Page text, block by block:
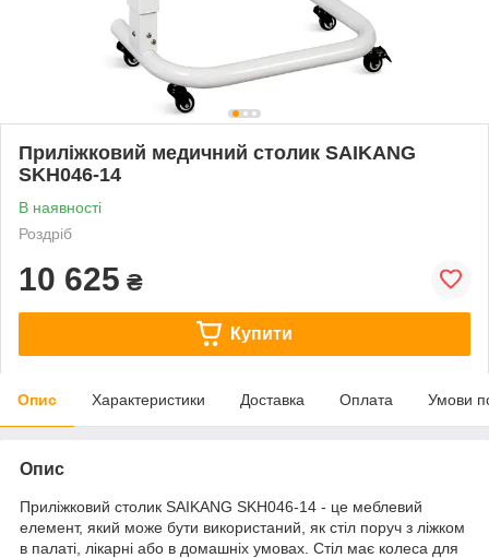
Приліжковий медичний столик SAIKANG
SKH046-14
В наявності
Роздріб
10 625 ₴
Купити
Опис Характеристики Доставка Оплата Умови
Опис
Приліжковий столик SAIKANG SKH046-14 - це меблевий
елемент, який може бути використаний, як стіл поруч з ліжком
в палаті, лікарні або в домашніх умовах. Стіл має колеса для